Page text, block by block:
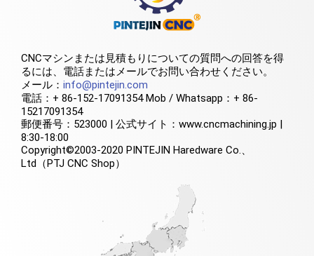
CNCマシンまたは見積もりについての質問への回答を得
るには、電話またはメールでお問い合わせください。
メール： info@pintejin.com
電話：+ 86-152-17091354 Mob / Whatsapp：+ 86-
15217091354
郵便番号：523000 | 公式サイト：www.cncmachining.jp |
8:30-18:00
Copyright©2003-2020 PINTEJIN Haredware Co.、
Ltd（PTJ CNC Shop）